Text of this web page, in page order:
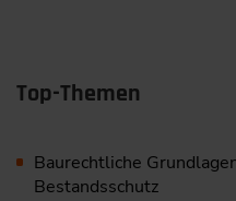
Top-Themen
Baurechtliche
Bestandsschutz